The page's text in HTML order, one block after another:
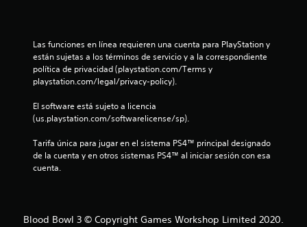
Las funciones en línea requieren una cuenta para PlayStation y
están sujetas a los términos de servicio y a la correspondiente
política de privacidad (playstation.com/Terms y
playstation.com/legal/privacy-policy).
El software está sujeto a licencia
(us.playstation.com/softwarelicense/sp).
Tarifa única para jugar en el sistema PS4™ principal designado
de la cuenta y en otros sistemas PS4™ al iniciar sesión con esa
cuenta.
Blood Bowl 3 © Copyright Games Workshop Limited 2020.